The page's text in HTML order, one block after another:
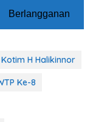
Berlangganan
H Halikinnor
Ke-8